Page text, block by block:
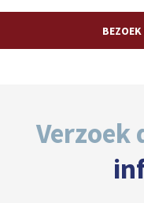
Verzoek